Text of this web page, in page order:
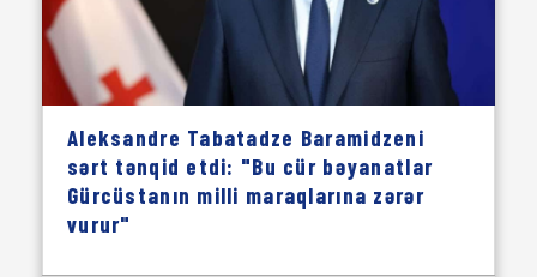
Aleksandre Tabatadze Baramidzeni
sərt tənqid etdi: "Bu cür bəyanatlar
Gürcüstanın milli maraqlarına zərər
vurur"